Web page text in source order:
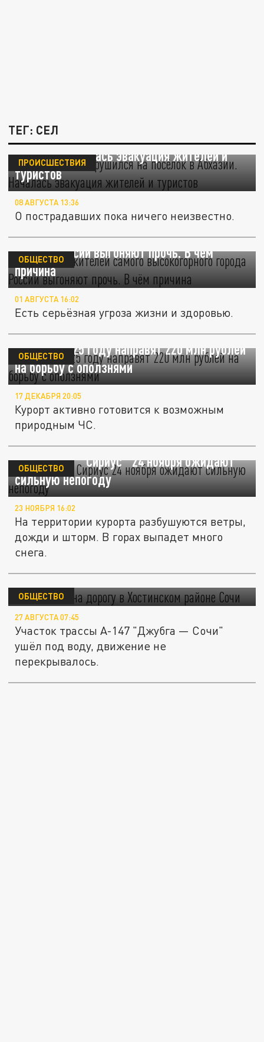
ТЕГ: СЕЛ
Мощный сель обрушился на посёлок в
Абхазии. Началась эвакуация жителей и
туристов
ПРОИСШЕСТВИЯ
08 АВГУСТА 13:36
О пострадавших пока ничего неизвестно.
Туристов и жителей самого высокогорного
города России выгоняют прочь. В чём
причина
ОБЩЕСТВО
01 АВГУСТА 16:02
Есть серьёзная угроза жизни и здоровью.
В Сочи в 2025 году направят 220 млн рублей
на борьбу с оползнями
ОБЩЕСТВО
17 ДЕКАБРЯ 20:05
Курорт активно готовится к возможным
природным ЧС.
В Сочи в ФТ "Сириус" 24 ноября ожидают
сильную непогоду
ОБЩЕСТВО
23 НОЯБРЯ 16:02
На территории курорта разбушуются ветры,
дожди и шторм. В горах выпадет много
снега.
Сель сошёл на дорогу в Хостинском районе
Сочи
ОБЩЕСТВО
27 АВГУСТА 07:45
Участок трассы А-147 "Джубга — Сочи"
ушёл под воду, движение не
перекрывалось.